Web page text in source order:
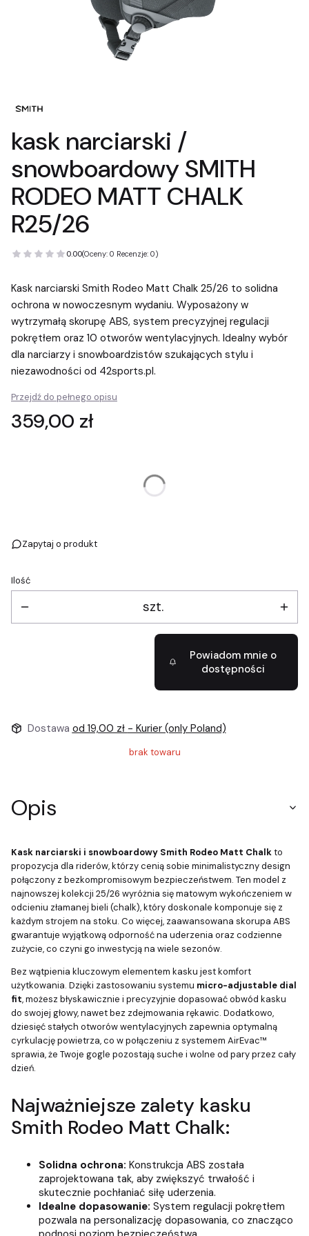
kask narciarski /
snowboardowy SMITH
RODEO MATT CHALK
R25/26
0.00(Oceny: 0 Recenzje: 0)
Kask narciarski Smith Rodeo Matt Chalk 25/26 to solidna
ochrona w nowoczesnym wydaniu. Wyposażony w
wytrzymałą skorupę ABS, system precyzyjnej regulacji
pokrętłem oraz 10 otworów wentylacyjnych. Idealny wybór
dla narciarzy i snowboardzistów szukających stylu i
niezawodności od 42sports.pl.
Przejdź do pełnego opisu
Cena
359,00 zł
Poszczególne warianty mogą różnić się ceną
Zapytaj o produkt
Ilość
szt.
Powiadom mnie o
dostępności
Dostawa od 19,00 zł - Kurier (only Poland)
brak towaru
Opis
Kask narciarski i snowboardowy Smith Rodeo Matt Chalkto
propozycja dla riderów, którzy cenią sobie minimalistyczny design
połączony z bezkompromisowym bezpieczeństwem. Ten model z
najnowszej kolekcji 25/26 wyróżnia się matowym wykończeniem w
odcieniu złamanej bieli (chalk), który doskonale komponuje się z
każdym strojem na stoku. Co więcej, zaawansowana skorupa ABS
gwarantuje wyjątkową odporność na uderzenia oraz codzienne
zużycie, co czyni go inwestycją na wiele sezonów.
Bez wątpienia kluczowym elementem kasku jest komfort
użytkowania. Dzięki zastosowaniu systemu micro-adjustable dial
fit, możesz błyskawicznie i precyzyjnie dopasować obwód kasku
do swojej głowy, nawet bez zdejmowania rękawic. Dodatkowo,
dziesięć stałych otworów wentylacyjnych zapewnia optymalną
cyrkulację powietrza, co w połączeniu z systemem AirEvac™
sprawia, że Twoje gogle pozostają suche i wolne od pary przez cały
dzień.
Najważniejsze zalety kasku
Smith Rodeo Matt Chalk:
Solidna ochrona: Konstrukcja ABS została
zaprojektowana tak, aby zwiększyć trwałość i
skutecznie pochłaniać siłę uderzenia.
Idealne dopasowanie: System regulacji pokrętłem
pozwala na personalizację dopasowania, co znacząco